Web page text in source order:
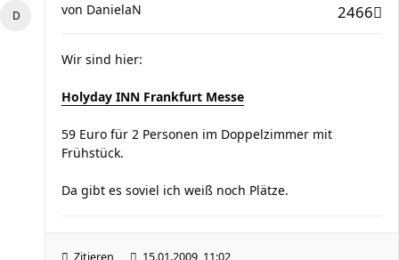
2466
von DanielaN
Wir sind hier:
Holyday INN Frankfurt Messe
59 Euro für 2 Personen im Doppelzimmer mit
Frühstück.
Da gibt es soviel ich weiß noch Plätze.
Zitieren 15.01.2009, 11:02